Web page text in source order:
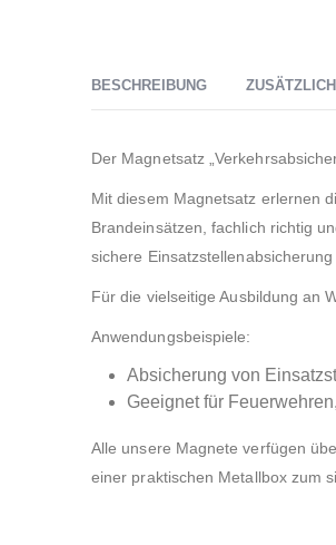
BESCHREIBUNG
Der Magnetsatz
Mit diesem Magnetsatz erlernen
Brandeinsätzen, fachlich richtig
sichere Einsatzstellenabsicherung
Für die vielseitige Ausbildung an
Anwendungsbeispiele:
Absicherung von
Geeignet für
Alle unsere Magnete verfügen
einer praktischen Metallbox zum